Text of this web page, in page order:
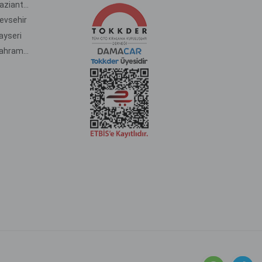
Autovermietung am Flughafen Kahramanmaras